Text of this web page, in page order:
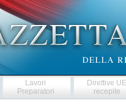
Lavori
Preparatori
Direttive
recepite